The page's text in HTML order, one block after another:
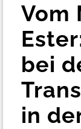
Vom
bei
in